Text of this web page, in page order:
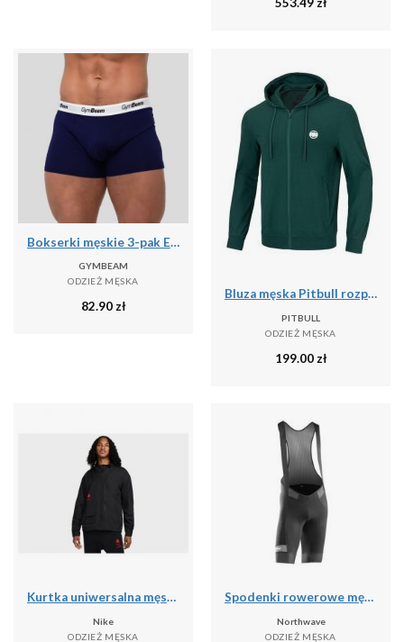
553.49zł
Bokserki męskie 3-pak Essentials
GYMBEAM
ODZIEŻ MĘSKA
82.90zł
Bluza męska Pitbull rozpinana z kapturem Pique Rockey
PITBULL
ODZIEŻ MĘSKA
199.00 zł
Kurtka uniwersalna męska Nike Kyrie Lightweight
Nike
ODZIEŻ MĘSKA
Spodenki rowerowe męskie Northwave Rockster
Northwave
ODZIEŻ MĘSKA